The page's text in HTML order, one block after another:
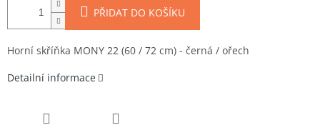
PŘIDAT DO KOŠÍKU
Horní skříňka MONY 22 (60 / 72 cm) - černá / ořech
Detailní informace